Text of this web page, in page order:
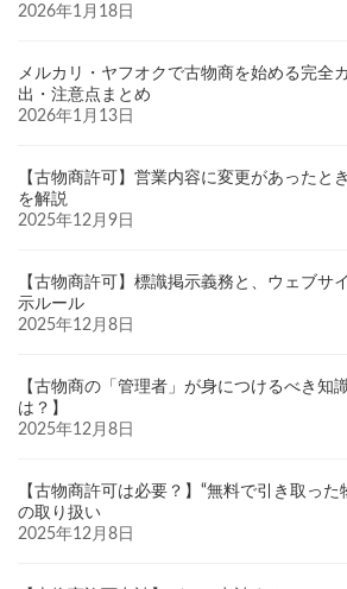
2026年1月18日
メルカリ・ヤフオクで古物商を始める完全
出・注意点まとめ
2026年1月13日
【古物商許可】営業内容に変更があったと
を解説
2025年12月9日
【古物商許可】標識掲示義務と、ウェブサ
示ルール
2025年12月8日
【古物商の「管理者」が身につけるべき知
は？】
2025年12月8日
【古物商許可は必要？】“無料で引き取っ
の取り扱い
2025年12月8日